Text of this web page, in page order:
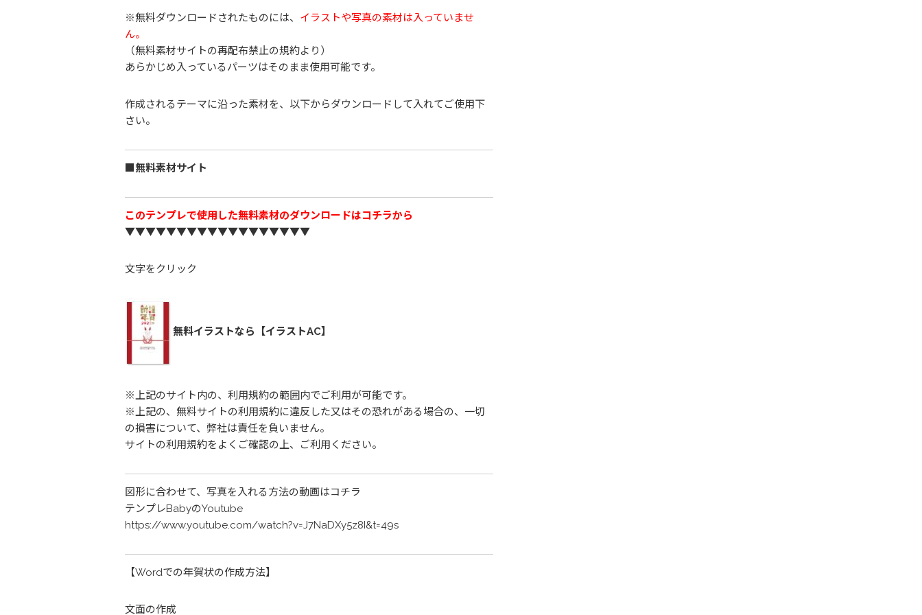
※無料ダウンロードされたものには、 イラストや写真の素材は入っていませ
ん。
（無料素材サイトの再配布禁止の規約より）
あらかじめ入っているパーツはそのまま使用可能です。
作成されるテーマに沿った素材を、以下からダウンロードして入れてご使用下
さい。
■無料素材サイト
このテンプレで使用した無料素材のダウンロードはコチラから
▼▼▼▼▼▼▼▼▼▼▼▼▼▼▼▼▼▼
文字をクリック
無料イラストなら【イラストAC】
※上記のサイト内の、利用規約の範囲内でご利用が可能です。
※上記の、無料サイトの利用規約に違反した又はその恐れがある場合の、一切
の損害について、弊社は責任を負いません。
サイトの利用規約をよくご確認の上、ご利用ください。
図形に合わせて、写真を入れる方法の動画はコチラ
テンプレBabyのYoutube
https://www.youtube.com/watch?v=J7NaDXy5z8I&t=49s
【Wordでの年賀状の作成方法】
文面の作成